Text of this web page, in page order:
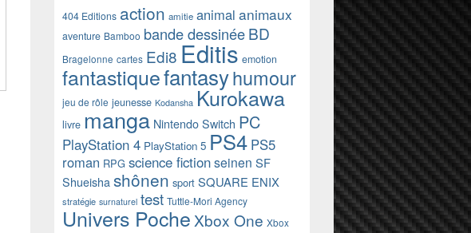
404 Editions action amitie animal animaux
aventure Bamboo bande dessinéeBD
Bragelonne cartes Edi8 Editis emotion
fantastiquefantasyhumour
jeu de rôle jeunesse Kodansha Kurokawa
livre manga Nintendo Switch PC
PlayStation 4 PlayStation 5 PS4 PS5
roman RPG science fictionseinen SF
Shueisha shônen sport SQUARE ENIX
stratégie surnaturel test Tuttle-Mori Agency
Univers Poche Xbox One Xbox